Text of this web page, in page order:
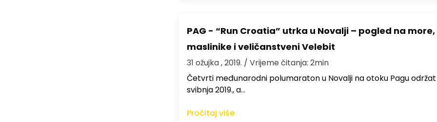
PAG - “Run Croatia” utrka u Novalji – pogled na more,
maslinike i veličanstveni Velebit
31 ožujka , 2019. / Vrijeme čitanja: 2min
Četvrti međunarodni polumaraton u Novalji na otoku Pagu održat
svibnja 2019., a…
Pročitaj više